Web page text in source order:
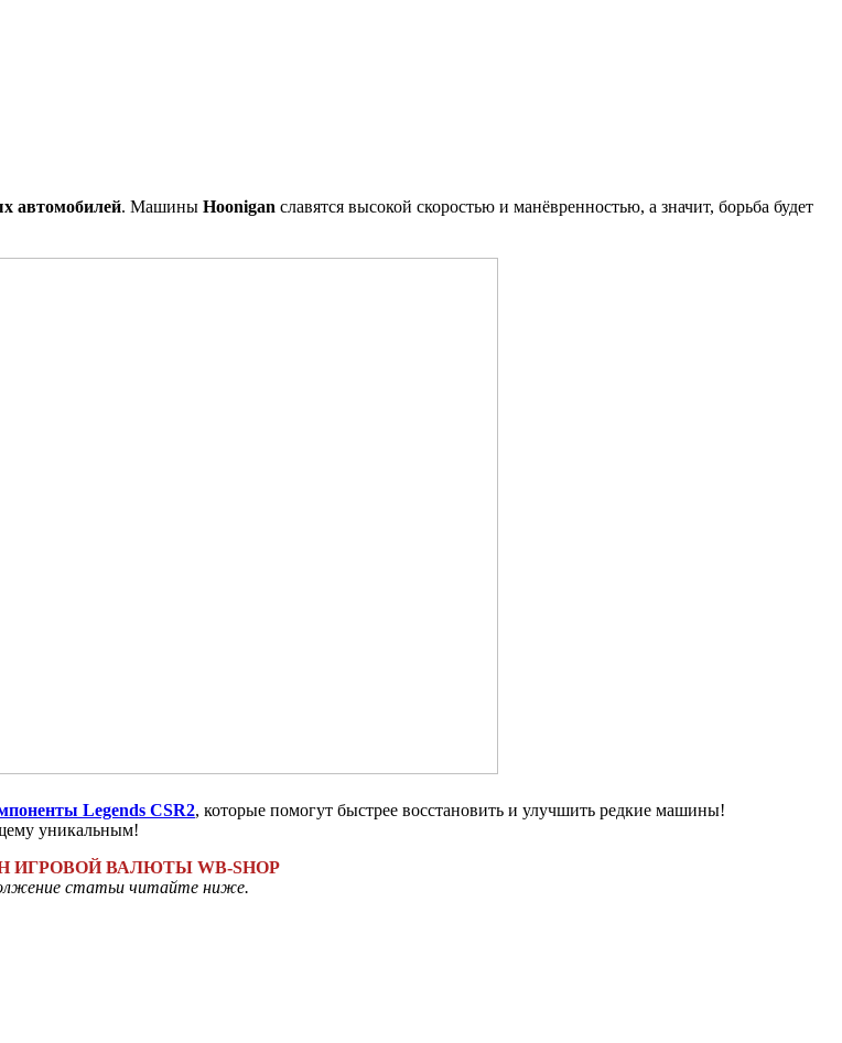
автомобилей. Машины Hoonigan славятся высокой скоростью и манёвренностью, а значит, борьба будет
Legends CSR2, которые помогут быстрее восстановить и улучшить редкие машины!
уникальным!
ИГРОВОЙ ВАЛЮТЫ WB-SHOP
статьи читайте ниже.